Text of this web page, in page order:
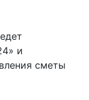
и
сметы